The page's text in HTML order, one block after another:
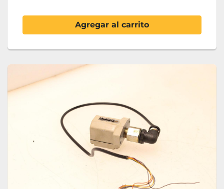
Agregar al carrito